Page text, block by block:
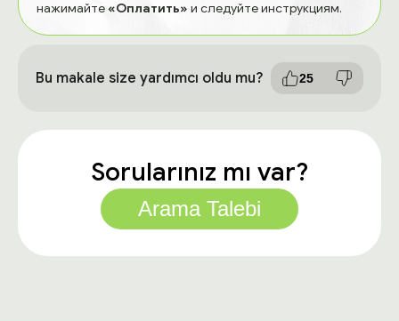
нажимайте«Оплатить» и следуйте инструкциям.
Bu makale size yardımcı oldu mu? 25
Sorularınız mı var?
Arama Talebi